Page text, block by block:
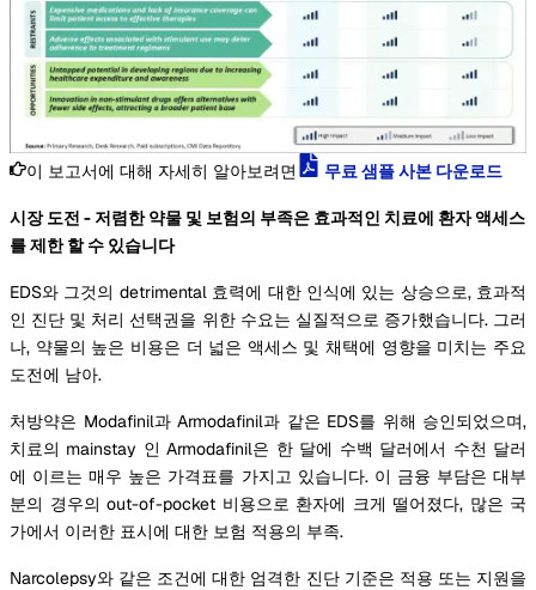
이 보고서에 대해 자세히 알아보려면 무료 샘플 사본 다운로드
시장 도전 - 저렴한 약물 및 보험의 부족은 효과적인 치료에 환자 액세스
를 제한 할 수 있습니다
EDS와 그것의 detrimental 효력에 대한 인식에 있는 상승으로, 효과적
인 진단 및 처리 선택권을 위한 수요는 실질적으로 증가했습니다. 그러
나, 약물의 높은 비용은 더 넓은 액세스 및 채택에 영향을 미치는 주요
도전에 남아.
처방약은 Modafinil과 Armodafinil과 같은 EDS를 위해 승인되었으며,
치료의 mainstay 인 Armodafinil은 한 달에 수백 달러에서 수천 달러
에 이르는 매우 높은 가격표를 가지고 있습니다. 이 금융 부담은 대부
분의 경우의 out-of-pocket 비용으로 환자에 크게 떨어졌다, 많은 국
가에서 이러한 표시에 대한 보험 적용의 부족.
Narcolepsy와 같은 조건에 대한 엄격한 진단 기준은 적용 또는 지원을